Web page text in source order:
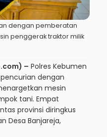
dengan pemberatan
penggerak traktor milik
– Polres Kebumen
dengan
mesin
tani. Empat
provinsi diringkus
Desa Banjareja,